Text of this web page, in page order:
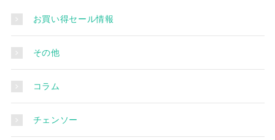
お買い得セール情報
その他
コラム
チェンソー